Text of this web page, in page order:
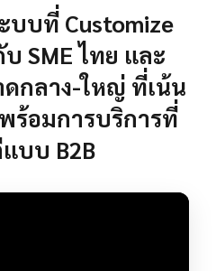
บบที่ Customize
SME ไทย และ
กลาง-ใหญ่ ที่เน้น
ร้อมการบริการที่
บบ B2B